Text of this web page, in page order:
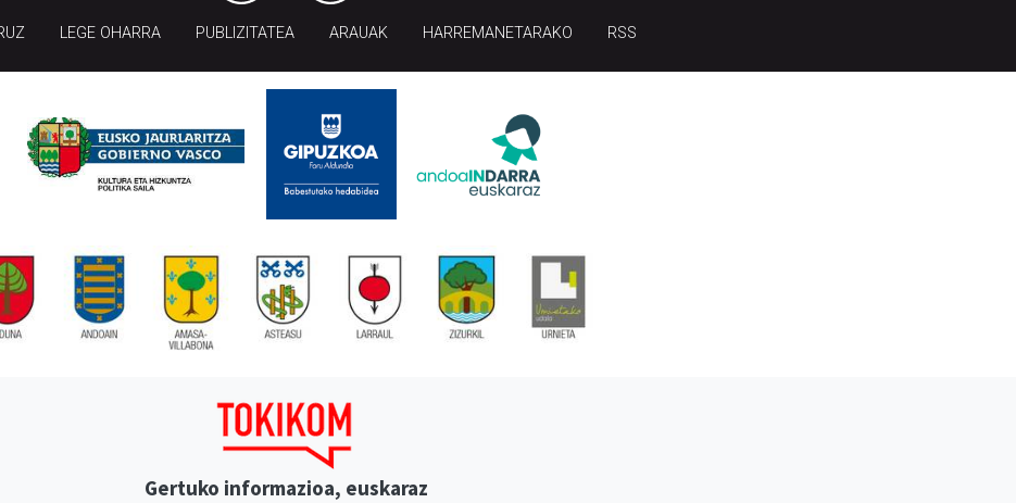
LEGE OHARRA PUBLIZITATEA ARAUAK HARREMANETARAKO RSS
Gertuko informazioa, euskaraz